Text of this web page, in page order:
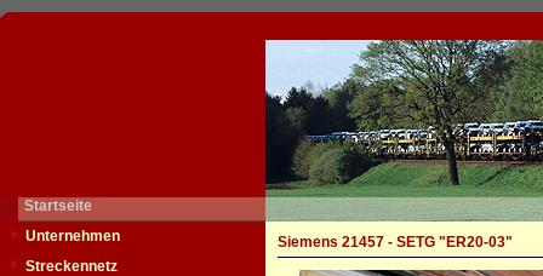
Startseite
Unternehmen
Streckennetz
Siemens 21457 - SETG "ER20-03"